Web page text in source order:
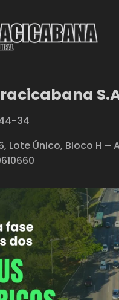
34
Lote Único, Bloco H –